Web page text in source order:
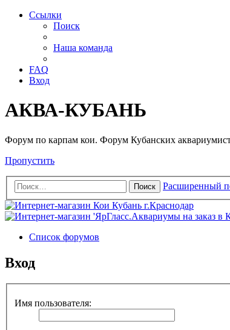
Ссылки
Поиск
Наша команда
FAQ
Вход
АКВА-КУБАНЬ
Форум по карпам кои. Форум Кубанских
Пропустить
Поиск Расширенный
Список форумов
Вход
Имя пользователя: